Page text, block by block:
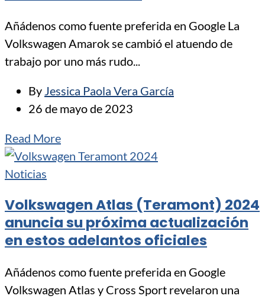
Añádenos como fuente preferida en Google La
Volkswagen Amarok se cambió el atuendo de
trabajo por uno más rudo...
By Jessica Paola Vera García
26 de mayo de 2023
Read More
Noticias
Volkswagen Atlas (Teramont) 2024
anuncia su próxima actualización
en estos adelantos oficiales
Añádenos como fuente preferida en Google
Volkswagen Atlas y Cross Sport revelaron una